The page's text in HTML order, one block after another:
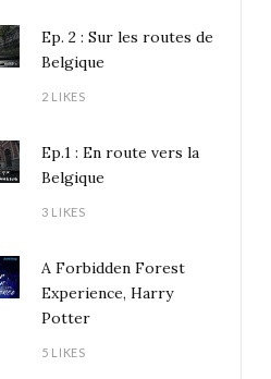
Ep. 2 : Sur les routes de
Belgique
2 LIKES
Ep.1 : En route vers la
Belgique
3 LIKES
A Forbidden Forest
Experience, Harry
Potter
5 LIKES